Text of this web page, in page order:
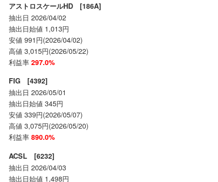
アストロスケールHD [186A]
抽出日 2026/04/02
抽出日始値 1,013円
安値 991円(2026/04/02)
高値 3,015円(2026/05/22)
利益率 297.0%
FIG [4392]
抽出日 2026/05/01
抽出日始値 345円
安値 339円(2026/05/07)
高値 3,075円(2026/05/20)
利益率 890.0%
ACSL [6232]
抽出日 2026/04/03
抽出日始値 1,498円